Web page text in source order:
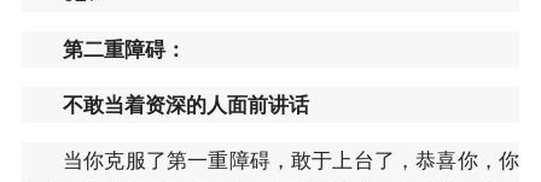
第二重障碍：
不敢当着资深的人面前讲话
当你克服了第一重障碍，敢于上台了，恭喜你，你